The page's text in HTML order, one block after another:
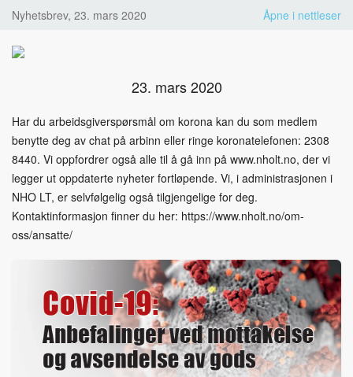
Nyhetsbrev, 23. mars 2020 Åpne i nettleser
23. mars 2020
Har du arbeidsgiverspørsmål om korona kan du som medlem
benytte deg av chat på arbinn eller ringe koronatelefonen: 2308
8440. Vi oppfordrer også alle til å gå inn på www.nholt.no, der vi
legger ut oppdaterte nyheter fortløpende. Vi, i administrasjonen i
NHO LT, er selvfølgelig også tilgjengelige for deg.
Kontaktinformasjon finner du her: https://www.nholt.no/om-
oss/ansatte/